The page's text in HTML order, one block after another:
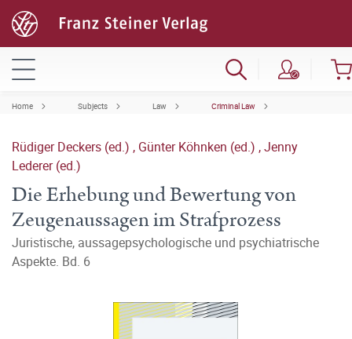
Home Subjects Law Criminal Law
Rüdiger Deckers (ed.) , Günter Köhnken (ed.) ,Jenny
Lederer (ed.)
Die Erhebung und Bewertung von
Zeugenaussagen im Strafprozess
Juristische, aussagepsychologische und psychiatrische
Aspekte. Bd. 6